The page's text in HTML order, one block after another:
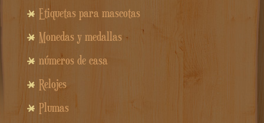
Etiquetas para mascotas
Monedas y medallas
números de casa
Relojes
Plumas